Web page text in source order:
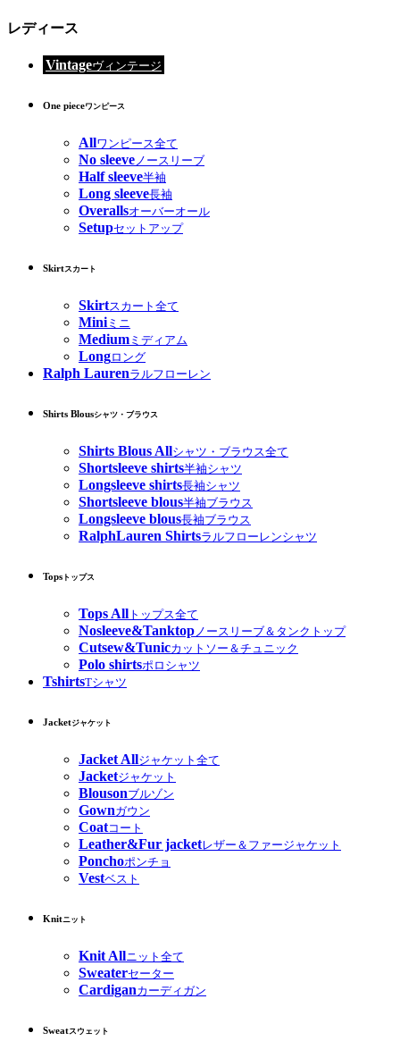
レディース
Vintageヴィンテージ
One pieceワンピース
Allワンピース全て
No sleeveノースリーブ
Half sleeve半袖
Long sleeve長袖
Overallsオーバーオール
Setupセットアップ
Skirtスカート
Skirtスカート全て
Miniミニ
Medium ミディアム
Longロング
Ralph Laurenラルフローレン
Shirts Blousシャツ・ブラウス
Shirts Blous Allシャツ・ブラウス全て
Shortsleeve shirts半袖シャツ
Longsleeve shirts長袖シャツ
Shortsleeve blous半袖ブラウス
Longsleeve blous長袖ブラウス
RalphLauren Shirtsラルフローレンシャツ
Tops トップス
Tops All トップス全て
Nosleeve&Tanktop ノースリーブ＆タンクトップ
Cutsew&Tunicカットソー＆チュニック
Polo shirtsポロシャツ
TshirtsTシャツ
Jacketジャケット
Jacket Allジャケット全て
Jacketジャケット
Blousonブルゾン
Gownガウン
Coatコート
Leather&Fur jacketレザー＆ファージャケット
Ponchoポンチョ
Vestベスト
Knitニット
Knit Allニット全て
Sweaterセーター
Cardiganカーディガン
Sweatスウェット